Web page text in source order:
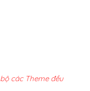
các Theme đều